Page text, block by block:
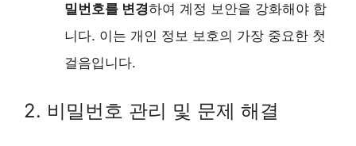
밀번호를 변경하여 계정 보안을 강화해야 합
니다. 이는 개인 정보 보호의 가장 중요한 첫
걸음입니다.
2. 비밀번호 관리 및 문제 해결